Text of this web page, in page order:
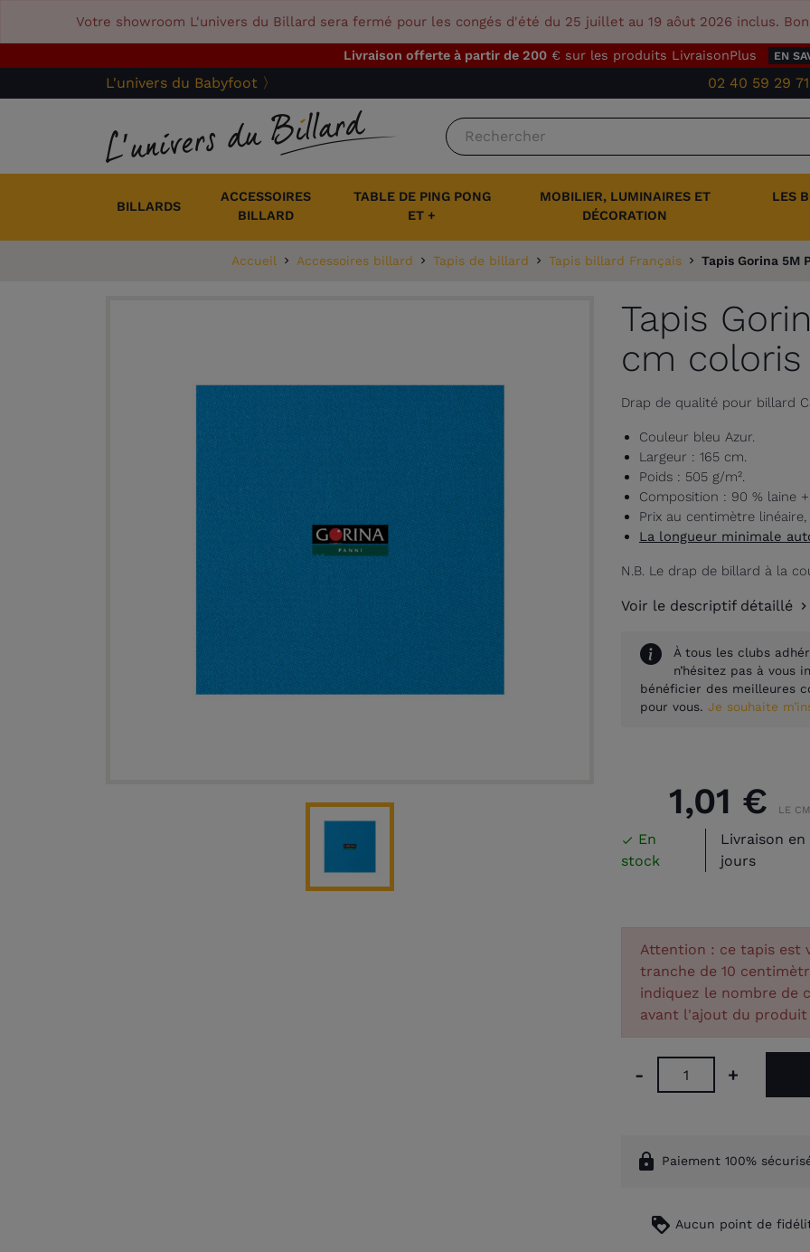
Votre showroom L'univers du Billard sera fermé pour les congés d'été du 25 juillet au 19 aôut 2026 inclus.
Livraison offerte à partir de 200 € sur les produits LivraisonPlus EN
L'univers du Babyfoot 〉 02 40 59 29 71
BILLARDS
ACCESSOIRES
BILLARD
TABLE DE PING PONG
ET +
MOBILIER, LUMINAIRES ET
DÉCORATION
LES
Accueil Accessoires billard Tapis de billard Tapis billard Français Tapis Gorina 5M
Tapis
cm
Drap de qualité pour billard
Couleur bleu Azur.
Largeur : 165 cm.
Poids : 505 g/m².
Composition : 90 % laine
Prix au centimètre linéaire,
La longueur minimale
N.B. Le drap de billard à la
Voir le descriptif détaillé
À tous les clubs
n’hésitez pas à vous
bénéficier des meilleures
pour vous. Je souhaite
1,01 € LE
 En
stock
Livraison en
jours
Attention : ce tapis est
tranche de 10
indiquez le nombre de
avant l'ajout du produit
- +
lock Paiement 100%
loyalty Aucun point de